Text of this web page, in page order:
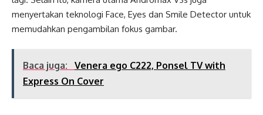
menyertakan teknologi Face, Eyes dan Smile Detector untuk
memudahkan pengambilan fokus gambar.
Baca juga:
Venera ego C222, Ponsel TV with
Express On Cover